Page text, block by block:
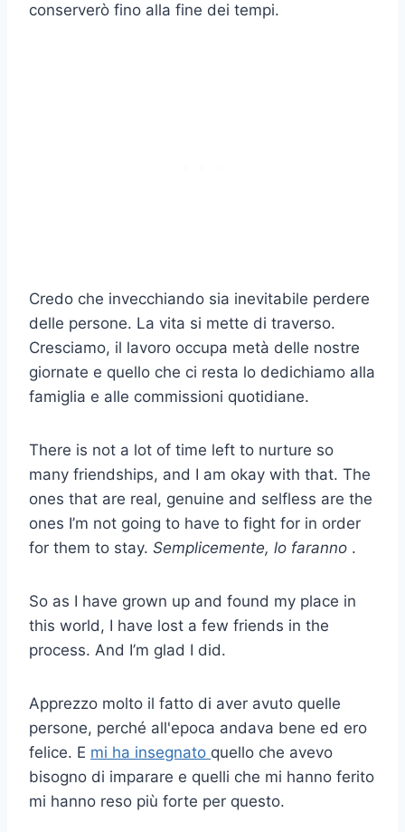
conserverò fino alla fine dei tempi.
Credo che invecchiando sia inevitabile perdere
delle persone. La vita si mette di traverso.
Cresciamo, il lavoro occupa metà delle nostre
giornate e quello che ci resta lo dedichiamo alla
famiglia e alle commissioni quotidiane.
There is not a lot of time left to nurture so
many friendships, and I am okay with that. The
ones that are real, genuine and selfless are the
ones I’m not going to have to fight for in order
for them to stay. Semplicemente, lo faranno .
So as I have grown up and found my place in
this world, I have lost a few friends in the
process. And I’m glad I did.
Apprezzo molto il fatto di aver avuto quelle
persone, perché all'epoca andava bene ed ero
felice. E mi ha insegnato quello che avevo
bisogno di imparare e quelli che mi hanno ferito
mi hanno reso più forte per questo.